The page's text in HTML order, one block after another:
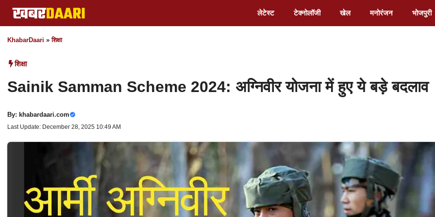
Skip
to
content
लेटेस्ट टेक्नोलॉजी खेल मनोरंजन भोजपुरी
KhabarDaari »शिक्षा
शिक्षा
Sainik Samman Scheme 2024: अग्निवीर योजना में हुए ये बड़े बदलाव
By: khabardaari.com
Last Update: December 28, 2025 10:49 AM